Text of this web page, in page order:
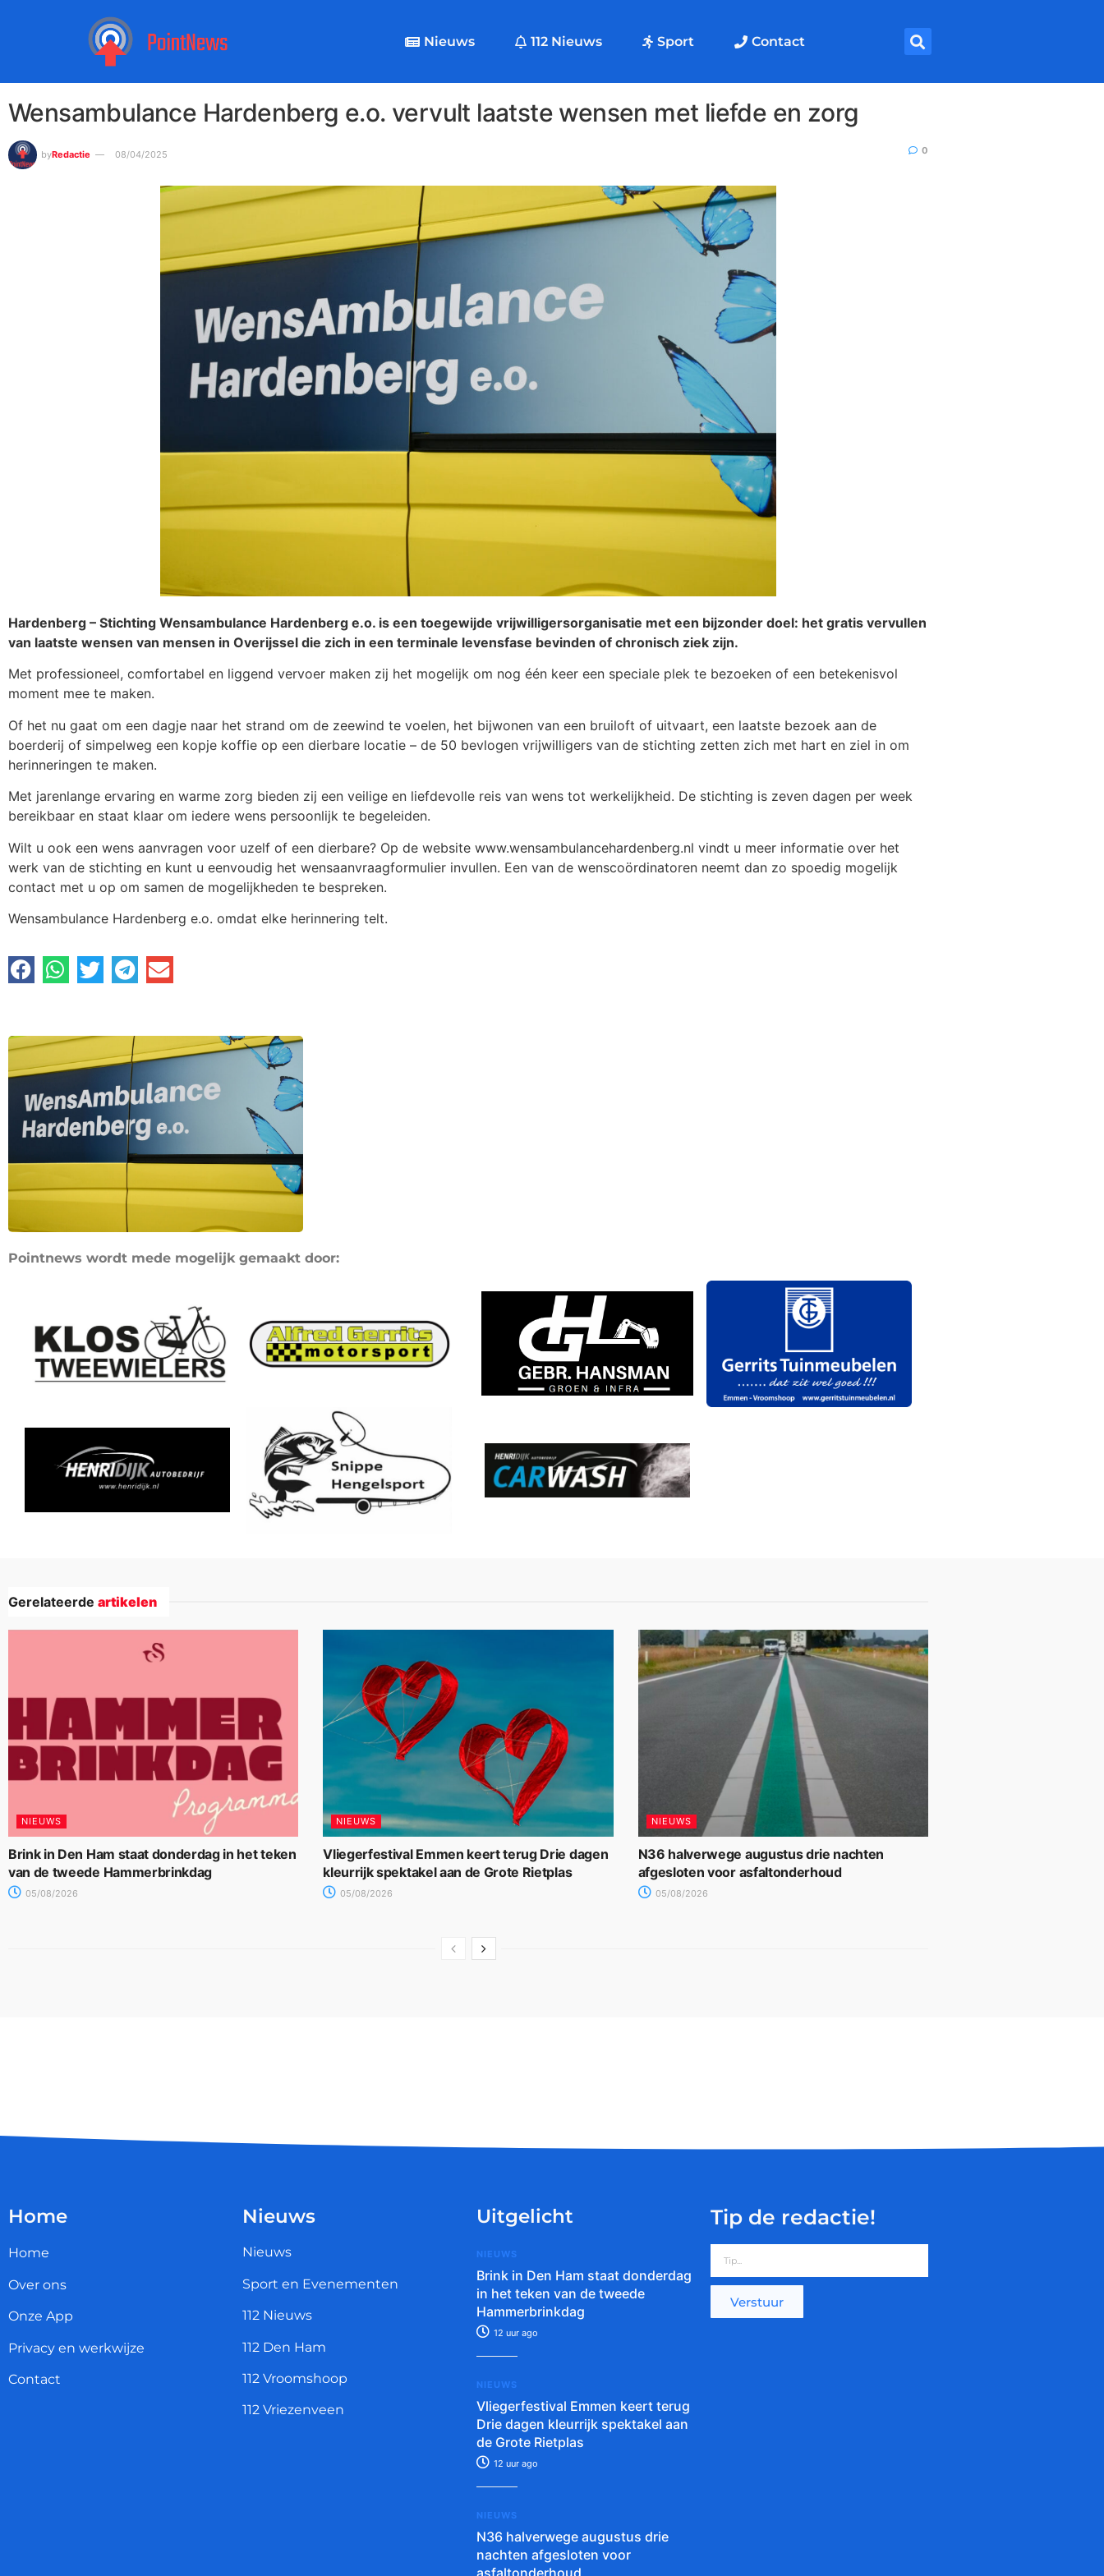
Nieuws 112 Nieuws Sport Contact
Wensambulance Hardenberg e.o. vervult laatste wensen met liefde en zorg
byRedactie 08/04/2025 0
Hardenberg – Stichting Wensambulance Hardenberg e.o. is een toegewijde vrijwilligersorganisatie met een bijzonder doel: het gratis vervullen
van laatste wensen van mensen in Overijssel die zich in een terminale levensfase bevinden of chronisch ziek zijn.
Met professioneel, comfortabel en liggend vervoer maken zij het mogelijk om nog één keer een speciale plek te bezoeken of een betekenisvol
moment mee te maken.
Of het nu gaat om een dagje naar het strand om de zeewind te voelen, het bijwonen van een bruiloft of uitvaart, een laatste bezoek aan de
boerderij of simpelweg een kopje koffie op een dierbare locatie – de 50 bevlogen vrijwilligers van de stichting zetten zich met hart en ziel in om
herinneringen te maken.
Met jarenlange ervaring en warme zorg bieden zij een veilige en liefdevolle reis van wens tot werkelijkheid. De stichting is zeven dagen per week
bereikbaar en staat klaar om iedere wens persoonlijk te begeleiden.
Wilt u ook een wens aanvragen voor uzelf of een dierbare? Op de website www.wensambulancehardenberg.nl vindt u meer informatie over het
werk van de stichting en kunt u eenvoudig het wensaanvraagformulier invullen. Een van de wenscoördinatoren neemt dan zo spoedig mogelijk
contact met u op om samen de mogelijkheden te bespreken.
Wensambulance Hardenberg e.o. omdat elke herinnering telt.
Pointnews wordt mede mogelijk gemaakt door:
Gerelateerde artikelen
NIEUWS
Brink in Den Ham staat donderdag in het teken
van de tweede Hammerbrinkdag
05/08/2026
NIEUWS
Vliegerfestival Emmen keert terug Drie dagen
kleurrijk spektakel aan de Grote Rietplas
05/08/2026
NIEUWS
N36 halverwege augustus drie nachten
afgesloten voor asfaltonderhoud
05/08/2026
Home
Home
Over ons
Onze App
Privacy en werkwijze
Contact
Nieuws
Nieuws
Sport en Evenementen
112 Nieuws
112 Den Ham
112 Vroomshoop
112 Vriezenveen
Uitgelicht
NIEUWS
Brink in Den Ham staat donderdag
in het teken van de tweede
Hammerbrinkdag
12 uur ago
NIEUWS
Vliegerfestival Emmen keert terug
Drie dagen kleurrijk spektakel aan
de Grote Rietplas
12 uur ago
NIEUWS
N36 halverwege augustus drie
nachten afgesloten voor
Tip de redactie!
Verstuur